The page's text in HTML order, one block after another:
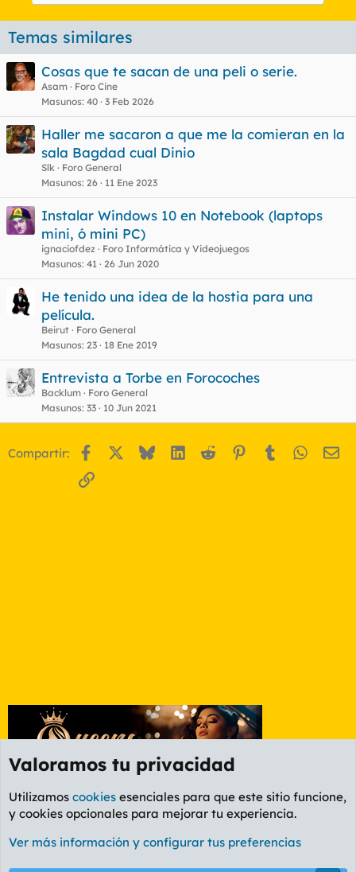
Temas similares
Cosas que te sacan de una peli o serie.
Asam
Foro Cine
Masunos 40 3 Feb 2026
Haller me sacaron a que me la comieran en la
sala Bagdad cual Dinio
Slk
Foro General
Masunos 26 11 Ene 2023
Instalar Windows 10 en Notebook (laptops
mini, ó mini PC)
ignaciofdez
Foro Informática y Videojuegos
Masunos 41 26 Jun 2020
He tenido una idea de la hostia para una
película.
Beirut
Foro General
Masunos 23 18 Ene 2019
Entrevista a Torbe en Forocoches
Backlum
Foro General
Masunos 33 10 Jun 2021
Compartir: Facebook BlueskyLinkedIn
Reddit Pinterest
Tumblr
Enlace
Foro Informática y Videojuegos
Cookies
PL OLDSTYLE AMARILLO
Valoramos tu privacidad
Utilizamos cookies esenciales para que este sitio funcione,
y cookies opcionales para mejorar tu experiencia.
Ver más información y configurar tus preferencias